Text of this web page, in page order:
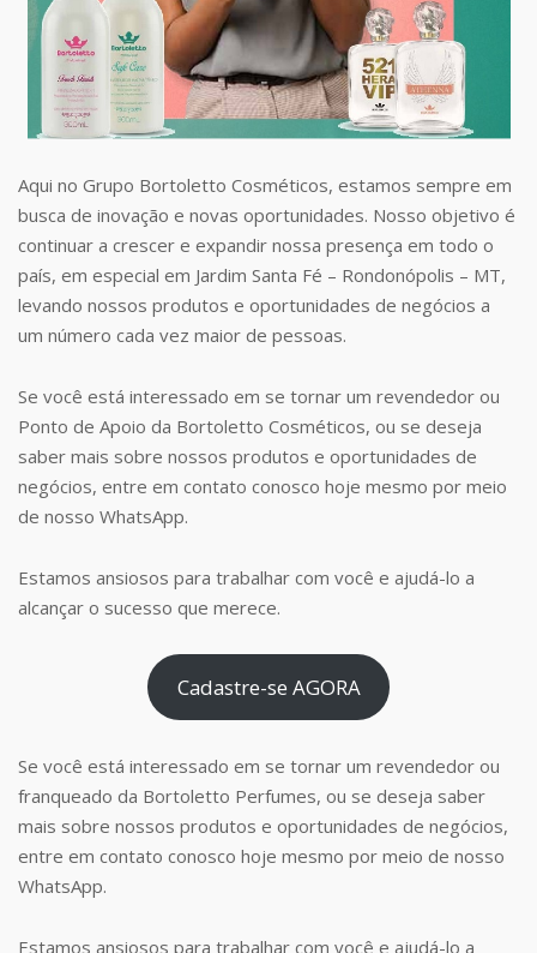
Aqui no Grupo Bortoletto Cosméticos, estamos sempre em
busca de inovação e novas oportunidades. Nosso objetivo é
continuar a crescer e expandir nossa presença em todo o
país, em especial em Jardim Santa Fé – Rondonópolis – MT,
levando nossos produtos e oportunidades de negócios a
um número cada vez maior de pessoas.
Se você está interessado em se tornar um revendedor ou
Ponto de Apoio da Bortoletto Cosméticos, ou se deseja
saber mais sobre nossos produtos e oportunidades de
negócios, entre em contato conosco hoje mesmo por meio
de nosso WhatsApp.
Estamos ansiosos para trabalhar com você e ajudá-lo a
alcançar o sucesso que merece.
Cadastre-se AGORA
Se você está interessado em se tornar um revendedor ou
franqueado da Bortoletto Perfumes, ou se deseja saber
mais sobre nossos produtos e oportunidades de negócios,
entre em contato conosco hoje mesmo por meio de nosso
WhatsApp.
Estamos ansiosos para trabalhar com você e ajudá-lo a